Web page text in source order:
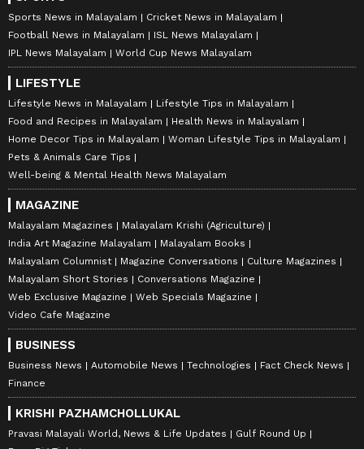
Sports News in Malayalam
Cricket News in Malayalam
Football News in Malayalam
ISL News Malayalam
IPL News Malayalam
World Cup News Malayalam
LIFESTYLE
Lifestyle News in Malayalam
Lifestyle Tips in Malayalam
Food and Recipes in Malayalam
Health News in Malayalam
Home Decor Tips in Malayalam
Woman Lifestyle Tips in Malayalam
Pets & Animals Care Tips
Well-being & Mental Health News Malayalam
MAGAZINE
Malayalam Magazines
Malayalam Krishi (Agriculture)
India Art Magazine Malayalam
Malayalam Books
Malayalam Columnist
Magazine Conversations
Culture Magazines
Malayalam Short Stories
Conversations Magazine
Web Exclusive Magazine
Web Specials Magazine
Video Cafe Magazine
BUSINESS
Business News Automobile News Technologies
Fact Check News
Finance
KRISHI PAZHAMCHOLLUKAL
Pravasi Malayali World, News & Life Updates
Gulf Round Up